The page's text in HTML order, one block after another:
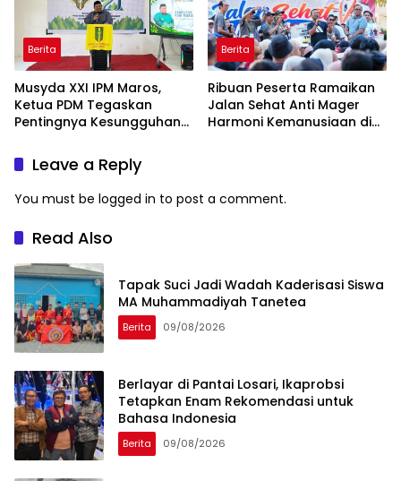
Berita
Musyda XXI IPM Maros,
Ketua PDM Tegaskan
Pentingnya Kesungguhan
Berita
Ribuan Peserta Ramaikan
Jalan Sehat Anti Mager
Harmoni Kemanusiaan di
Leave a Reply
You must be logged in to post a comment.
Read Also
Tapak Suci Jadi Wadah Kaderisasi Siswa
MA Muhammadiyah Tanetea
Berita 09/08/2026
Berlayar di Pantai Losari, Ikaprobsi
Tetapkan Enam Rekomendasi untuk
Bahasa Indonesia
Berita 09/08/2026